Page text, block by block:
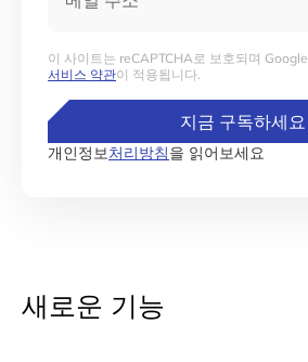
이 사이트는 reCAPTCHA로 보호되며 Google
서비스 약관이 적용됩니다.
지금 구독하세요
개인정보처리방침을 읽어보세요
새로운 기능